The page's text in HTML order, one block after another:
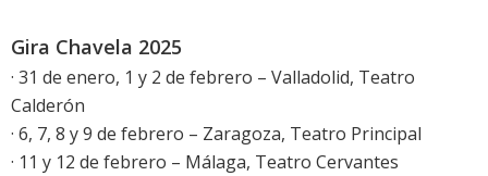
Gira Chavela 2025
· 31 de enero, 1 y 2 de febrero – Valladolid, Teatro
Calderón
· 6, 7, 8 y 9 de febrero – Zaragoza, Teatro Principal
· 11 y 12 de febrero – Málaga, Teatro Cervantes